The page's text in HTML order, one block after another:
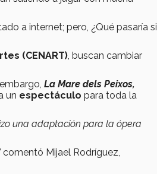
a internet; pero, ¿Qué pasaría si
(CENART) , buscan cambiar
La Mare dels Peixos,
un espectáculo para toda la
una adaptación para la ópera
comentó Mijael Rodríguez,